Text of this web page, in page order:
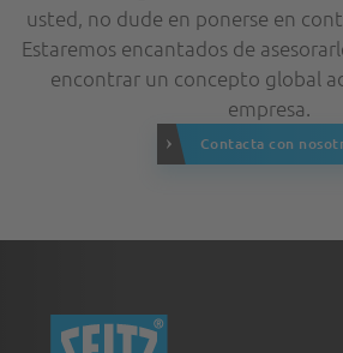
usted, no dude en ponerse en
Estaremos encantados de
encontrar un concepto global
empresa.
Contacta con